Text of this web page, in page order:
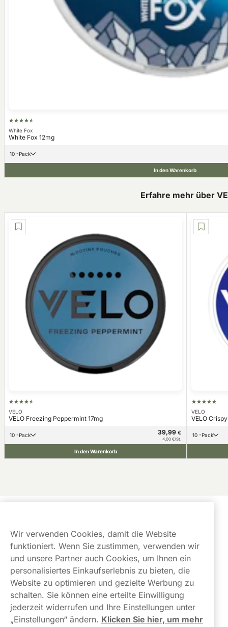
White Fox
White Fox 12mg
10 -Pack
In den Warenkorb
Erfahre mehr über
VELO
VELO Freezing Peppermint 17mg
10 -Pack 39,99 €
4,00 €/St.
In den Warenkorb
VELO
VELO
10 -Pack
Links
Über uns
Wir verwenden Cookies, damit die Website
funktioniert. Wenn Sie zustimmen, verwenden wir
und unsere Partner auch Cookies, um Ihnen ein
personalisiertes Einkaufserlebnis zu bieten, die
Website zu optimieren und gezielte Werbung zu
schalten. Sie können eine erteilte Einwilligung
jederzeit widerrufen und Ihre Einstellungen unter
„Einstellungen“ ändern. Klicken Sie hier, um mehr